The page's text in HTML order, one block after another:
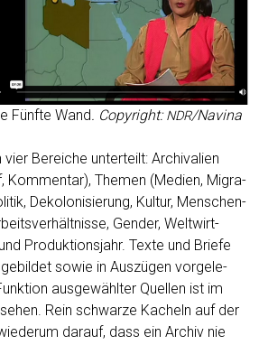
Fünf­te Wand. Copy­right:NDR/Navina
Berei­che unter­teilt: Archi­va­li­en
Kom­men­tar), The­men (Medi­en, Migra­
Deko­lo­ni­sie­rung, Kul­tur, Men­schen­
Gen­der, Welt­wirt­
Pro­duk­ti­ons­jahr. Tex­te und Brie­fe
sowie in Aus­zü­gen vor­ge­le­
aus­ge­wähl­ter Quel­len ist im
Rein schwar­ze Kacheln auf der
dar­auf, dass ein Archiv nie